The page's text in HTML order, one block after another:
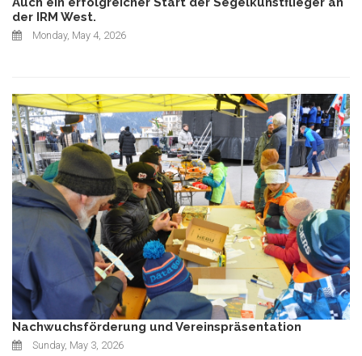
der IRM West.
Monday, May 4, 2026
Nachwuchsförderung und Vereinspräsentation
Sunday, May 3, 2026